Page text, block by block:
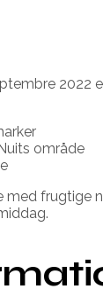
2022
område
frugtige